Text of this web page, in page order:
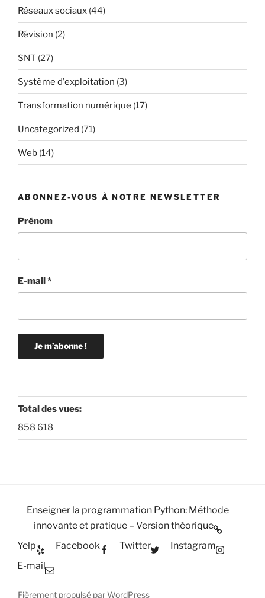
Réseaux sociaux (44)
Révision (2)
SNT (27)
Système d'exploitation (3)
Transformation numérique (17)
Uncategorized (71)
Web (14)
ABONNEZ-VOUS À NOTRE NEWSLETTER
Prénom
E-mail*
Total des vues:
858 618
Enseigner la programmation Python: Méthode
innovante et pratique – Version théorique
Yelp
Facebook Twitter
Instagram
E-mail
Fièrement propulsé par WordPress